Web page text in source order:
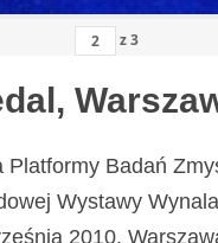
z3
Platformy Badań
Wystawy
2010,